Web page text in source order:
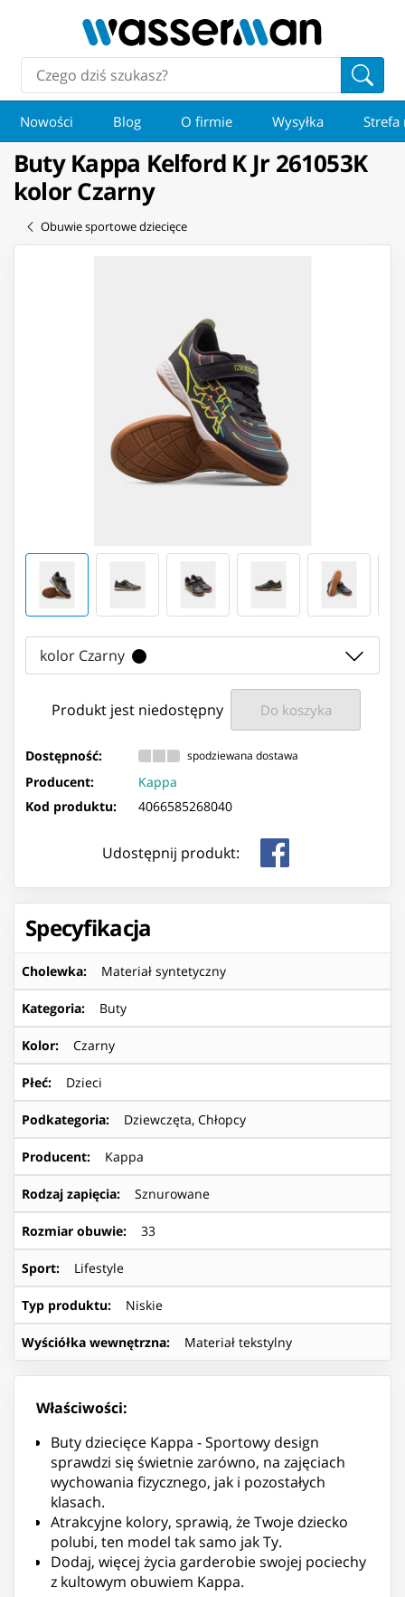
Nowości Blog O firmie Wysyłka Strefa
Buty Kappa Kelford K Jr 261053K
kolor Czarny
Obuwie sportowe dziecięce
kolor Czarny
Produkt jest niedostępny Do koszyka
Dostępność: spodziewana dostawa
Producent:
Kappa
Kod produktu:
4066585268040
Udostępnij produkt:
Specyfikacja
Cholewka: Materiał syntetyczny
Kategoria: Buty
Kolor: Czarny
Płeć: Dzieci
Podkategoria: Dziewczęta, Chłopcy
Producent: Kappa
Rodzaj zapięcia: Sznurowane
Rozmiar obuwie: 33
Sport: Lifestyle
Typ produktu: Niskie
Wyściółka wewnętrzna: Materiał tekstylny
Właściwości:
Buty dziecięce Kappa - Sportowy design
sprawdzi się świetnie zarówno, na zajęciach
wychowania fizycznego, jak i pozostałych
klasach.
Atrakcyjne kolory, sprawią, że Twoje dziecko
polubi, ten model tak samo jak Ty.
Dodaj, więcej życia garderobie swojej pociechy
z kultowym obuwiem Kappa.